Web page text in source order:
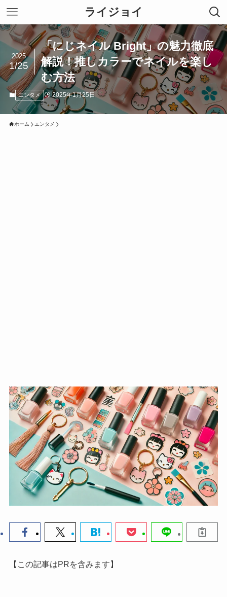
ライジョイ
「にじネイル Bright」の魅力徹底
解説！推しカラーでネイルを楽し
む方法
2025
1/25
エンタメ 2025年1月25日
ホーム エンタメ
【この記事はPRを含みます】